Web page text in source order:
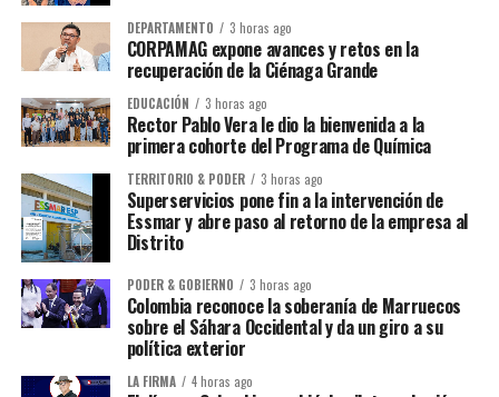
DEPARTAMENTO 3 horas ago
CORPAMAG expone avances y retos en la
recuperación de la Ciénaga Grande
EDUCACIÓN 3 horas ago
Rector Pablo Vera le dio la bienvenida a la
primera cohorte del Programa de Química
TERRITORIO & PODER 3 horas ago
Superservicios pone fin a la intervención de
Essmar y abre paso al retorno de la empresa al
Distrito
PODER & GOBIERNO 3 horas ago
Colombia reconoce la soberanía de Marruecos
sobre el Sáhara Occidental y da un giro a su
política exterior
LA FIRMA 4 horas ago